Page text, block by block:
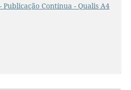
Publicação Contínua - Qualis A4